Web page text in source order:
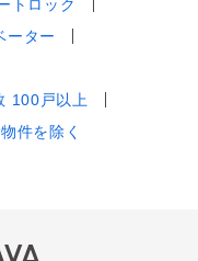
トロック
ーター
100戸以上
件を除く